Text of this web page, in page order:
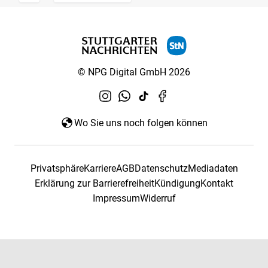
© NPG Digital GmbH 2026
Wo Sie uns noch folgen können
PrivatsphäreKarriereAGBDatenschutzMediadaten
Erklärung zur BarrierefreiheitKündigungKontakt
ImpressumWiderruf